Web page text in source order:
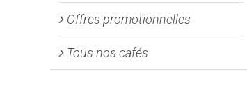
Offres promotionnelles
Tous nos cafés